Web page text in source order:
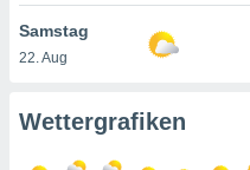
Sie
Samstag
22. Aug
Wettergrafiken